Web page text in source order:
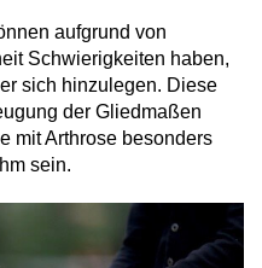
aufgrund von
Schwierigkeiten haben,
sich hinzulegen. Diese
der Gliedmaßen
mit Arthrose besonders
sein.